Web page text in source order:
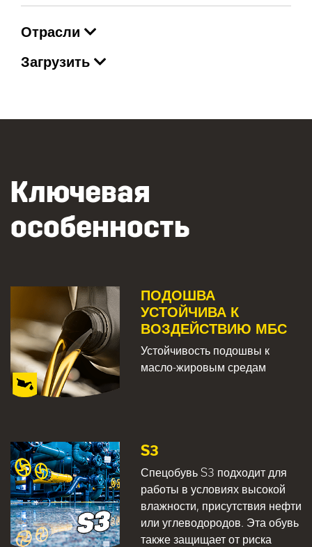
Отрасли
Загрузить
Ключевая
особенность
ПОДОШВА
УСТОЙЧИВА К
ВОЗДЕЙСТВИЮ МБС
Устойчивость подошвы к
масло-жировым средам
S3
Спецобувь S3 подходит для
работы в условиях высокой
влажности, присутствия нефти
или углеводородов. Эта обувь
также защищает от риска